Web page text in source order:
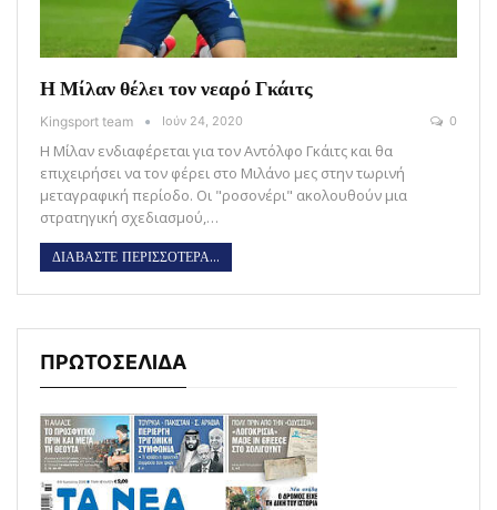
Η Μίλαν θέλει τον νεαρό Γκάιτς
Kingsport team Ιούν 24, 2020 0
Η Μίλαν ενδιαφέρεται για τον Αντόλφο Γκάιτς και θα
επιχειρήσει να τον φέρει στο Μιλάνο μες στην τωρινή
μεταγραφική περίοδο. Οι "ροσονέρι" ακολουθούν μια
στρατηγική σχεδιασμού,…
ΔΙΑΒΑΣΤΕ ΠΕΡΙΣΣΟΤΕΡΑ...
ΠΡΩΤΟΣΕΛΙΔΑ